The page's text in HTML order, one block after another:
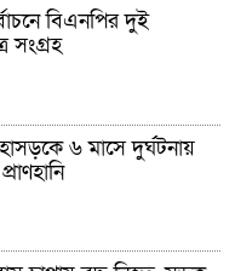
বিএনপির দুই
সংগ্রহ
৬ মাসে দুর্ঘটনায়